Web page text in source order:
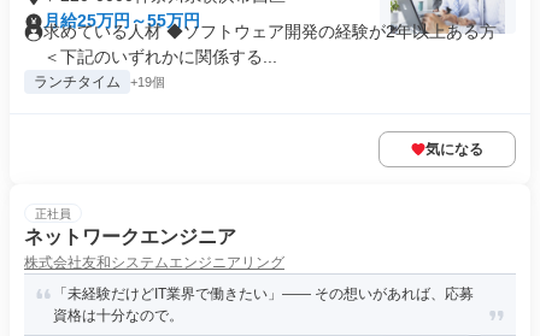
月給25万円～55万円
求めている人材 ◆ソフトウェア開発の経験が2年以上ある方
＜下記のいずれかに関係する...
ランチタイム +19個
気になる
正社員
ネットワークエンジニア
株式会社友和システムエンジニアリング
「未経験だけどIT業界で働きたい」―― その想いがあれば、応募
資格は十分なので。